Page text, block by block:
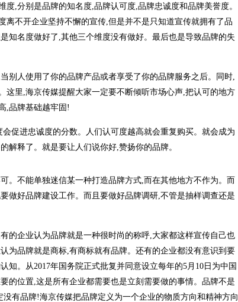
,分别是品牌的知名度,品牌认可度,品牌忠诚度和品牌美誉度。
离不开企业坚持不懈的宣传,但是并不是只知道宣传就拥有了品
知名度做好了,其他三个维度没有做好。最后也是导致品牌的失
别人使用了你的品牌产品或者享受了你的品牌服务之后。同时,
这里,海京传媒提醒大家一定要不断倾听市场心声,把认可的地方
,品牌基础越牢固!
促进忠诚度的分数。人们认可度越高就会重复购买。就会成为
解释了。就是要让人们说你好,赞扬你的品牌。
。不能单独迷信某一种打造品牌方式,而在其他地方不作为。而
做好品牌建设工作。而且要做好品牌调研,不管是抽样调查还是
的企业认为品牌就是一种很时尚的称呼,大家都这样宣传自己也
为品牌就是商标,有商标就有品牌。还有的企业都没有意识到要
知。从2017年国务院正式批复并同意设立每年的5月10日为中国
的位置,这是所有企业都需要也是立刻需要做的事情。品牌不是
有品牌!海京传媒把品牌定义为一个企业的物质方向和精神方向